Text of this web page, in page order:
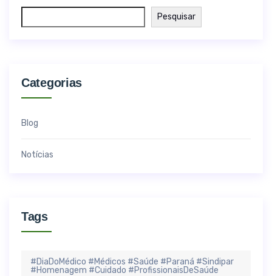
Pesquisar
Categorias
Blog
Notícias
Tags
#DiaDoMédico #Médicos #Saúde #Paraná #Sindipar
#Homenagem #Cuidado #ProfissionaisDeSaúde